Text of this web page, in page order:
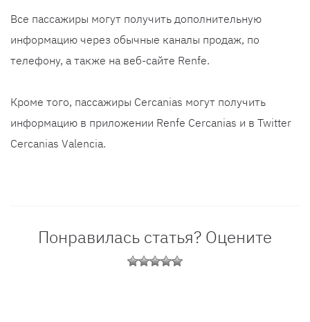
Все пассажиры могут получить дополнительную
информацию через обычные каналы продаж, по
телефону, а также на веб-сайте Renfe.
Кроме того, пассажиры Cercanias могут получить
информацию в приложении Renfe Cercanias и в Twitter
Cercanias Valencia.
Понравилась статья? Оцените